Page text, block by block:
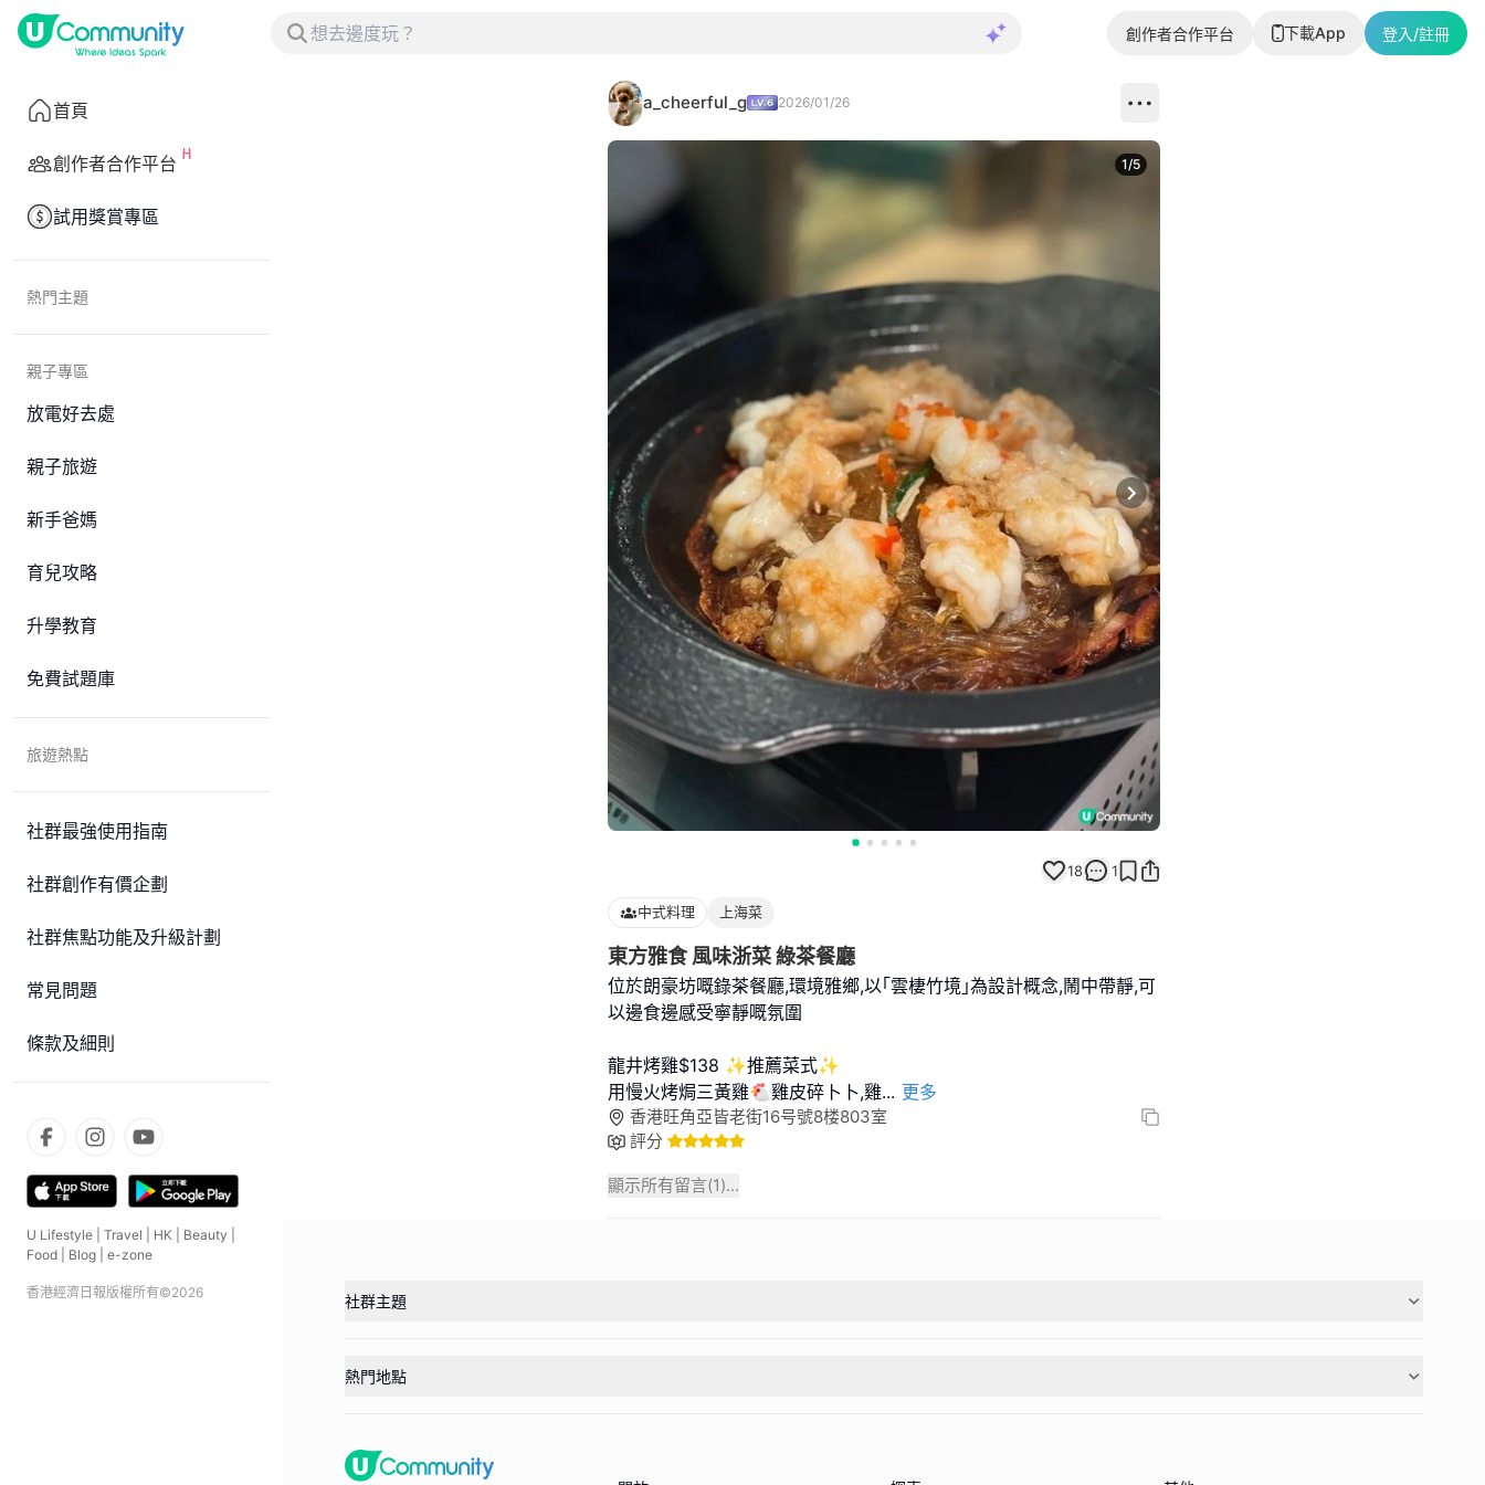
創作者合作平台 下載App 登入/註冊
首頁
創作者合作平台
試用獎賞專區
熱門主題
親子專區
放電好去處
親子旅遊
新手爸媽
育兒攻略
升學教育
免費試題庫
旅遊熱點
社群最強使用指南
社群創作有價企劃
社群焦點功能及升級計劃
常見問題
條款及細則
U Lifestyle Travel HK Beauty
Food
Blog e-zone
香港經濟日報版權所有©2026
a_cheerful_g 2026/01/26
Next slide
1/5
18 1
中式料理 上海菜
東方雅食 風味浙菜 綠茶餐廳
位於朗豪坊嘅錄茶餐廳,環境雅鄉,以｢雲棲竹境｣為設計概念,鬧中帶靜,可
以邊食邊感受寧靜嘅氛圍
龍井烤雞$138 ✨推薦菜式✨
用慢火烤焗三黃雞🐔雞皮碎卜卜,雞... 更多
香港旺角亞皆老街16号號8楼803室
評分
顯示所有留言(1)...
社群主題
熱門地點